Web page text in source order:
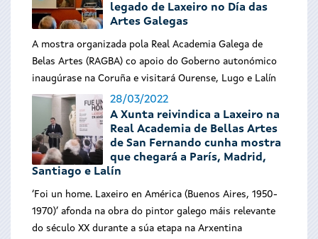
legado de Laxeiro no Día das
Artes Galegas
A mostra organizada pola Real Academia Galega de
Belas Artes (RAGBA) co apoio do Goberno autonómico
inaugúrase na Coruña e visitará Ourense, Lugo e Lalín
28/03/2022
A Xunta reivindica a Laxeiro na
Real Academia de Bellas Artes
de San Fernando cunha mostra
que chegará a París, Madrid,
Santiago e Lalín
‘Foi un home. Laxeiro en América (Buenos Aires, 1950-
1970)’ afonda na obra do pintor galego máis relevante
do século XX durante a súa etapa na Arxentina